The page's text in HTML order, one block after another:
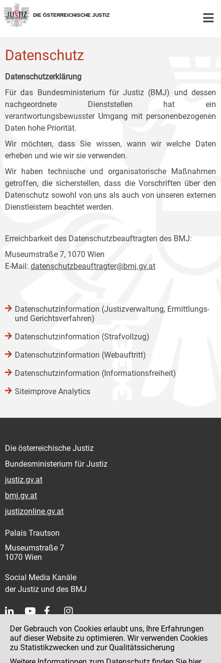
Zur
Hauptnavigation
[1]
Zum
Inhalt
[2]
Zum
Untermenü
[3]
DIE ÖSTERREICHISCHE JUSTIZ
Datenschutz
Datenschutzerklärung
Für das Bundesministerium für Justiz (BMJ) und dessen
nachgeordnete Dienststellen hat ein
verantwortungsbewusster Umgang mit personenbezogenen
Daten hohe Priorität.
Wir möchten, dass Sie wissen, wann wir welche Daten
erheben und wie wir sie verwenden.
Wir haben technische und organisatorische Maßnahmen
getroffen, die sicherstellen, dass die Vorschriften über den
Datenschutz sowohl von uns als auch von unseren externen
Dienstleistern beachtet werden.
Erreichbarkeit des Datenschutzbeauftragten des BMJ:
Museumstraße 7, 1070 Wien
E-Mail: datenschutzbeauftragter@bmj.gv.at
Datenschutzinformation (Justizverwaltung, Ermittlungs-
und Gerichtsverfahren)
Datenschutzinformation (Strafvollzug)
Datenschutzinformation (Webauftritt)
Datenschutzinformation (Informationsfreiheit)
Siteimprove Analytics
Die österreichische Justiz
Bundesministerium für Justiz
justiz.gv.at
bmj.gv.at
justizonline.gv.at
Palais Trautson
Museumstraße 7
1070 Wien
Social Media Kanäle
der Justiz und des BMJ
Kontakt
Impressum
Der Gebrauch von Cookies erlaubt uns, Ihre Erfahrungen
auf dieser Website zu optimieren. Wir verwenden Cookies
zu Statistikzwecken und zur Qualitätssicherung